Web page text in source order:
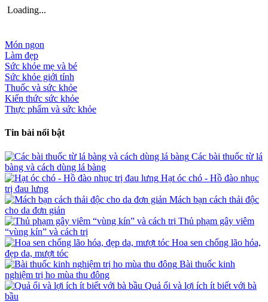
Loading...
Món ngon
Làm đẹp
Sức khỏe mẹ và bé
Sức khỏe giới tính
Thuốc và sức khỏe
Kiến thức sức khỏe
Thực phẩm và sức khỏe
Tin bài nổi bật
Các bài thuốc từ lá
bàng và cách dùng lá bàng
Hạt óc chó - Hồ đào nhục
trị đau lưng
Mách bạn cách thải độc
cho da đơn giản
Thủ phạm gây viêm
“vùng kín” và cách trị
Hoa sen chống lão hóa,
đẹp da, mượt tóc
Bài thuốc kinh
nghiệm trị ho mùa thu đông
Quả ổi và lợi ích ít biết với bà
bầu